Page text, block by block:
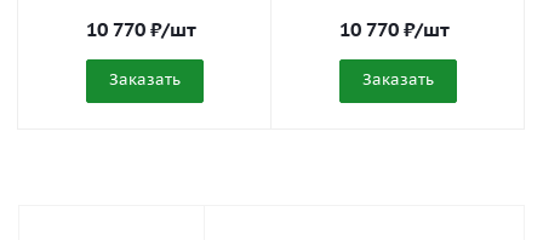
10 770₽/шт
Заказать
10 770₽/шт
Заказать